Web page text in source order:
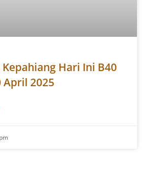
Hari Ini B40
April 2025